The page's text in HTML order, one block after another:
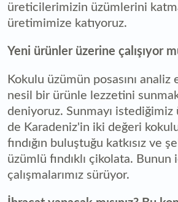
üreticilerimizin üzümlerini
üretimimize katıyoruz.
Yeni ürünler üzerine çalışıyor
Kokulu üzümün posasını
nesil bir ürünle lezzetini
deniyoruz. Sunmayı
de Karadeniz'in iki değeri
fındığın buluştuğu katkısız ve
üzümlü fındıklı çikolata. Bunun
çalışmalarımız sürüyor.